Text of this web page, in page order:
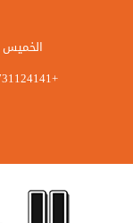
الخميس
+9647731124141